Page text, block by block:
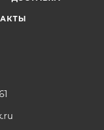
сталь
940
– есть